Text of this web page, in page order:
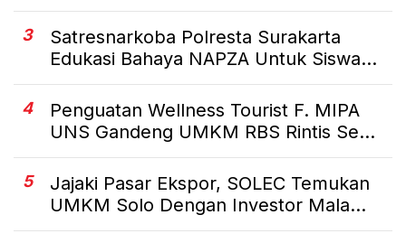
3
Satresnarkoba Polresta Surakarta
Edukasi Bahaya NAPZA Untuk Siswa...
4
Penguatan Wellness Tourist F. MIPA
UNS Gandeng UMKM RBS Rintis Se...
5
Jajaki Pasar Ekspor, SOLEC Temukan
UMKM Solo Dengan Investor Mala...